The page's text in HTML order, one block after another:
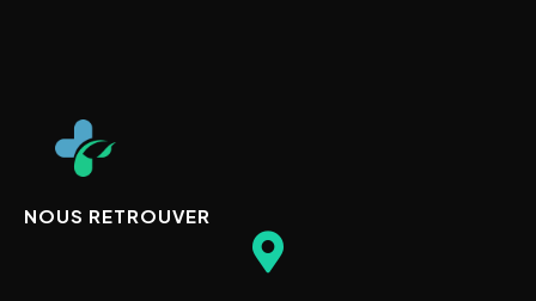
NOUS RETROUVER